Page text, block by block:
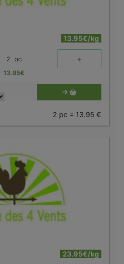
13.95€/kg
2 pc +
13.95€
2 pc = 13.95 €
23.95€/kg